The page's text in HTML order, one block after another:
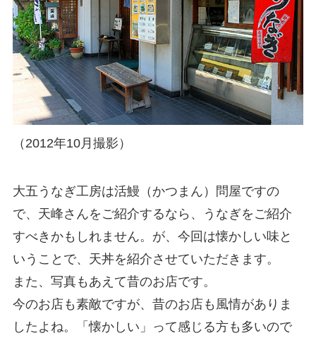
（2012年10月撮影）
大五うなぎ工房は活鰻（かつまん）問屋ですの
で、天峰さんをご紹介するなら、うなぎをご紹介
すべきかもしれません。が、今回は懐かしい味と
いうことで、天丼を紹介させていただきます。
また、写真もあえて昔のお店です。
今のお店も素敵ですが、昔のお店も風情がありま
したよね。「懐かしい」って感じる方も多いので